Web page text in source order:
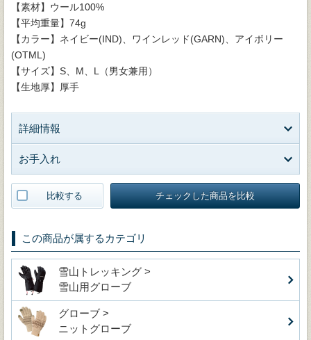
【素材】ウール100%
【平均重量】74g
【カラー】ネイビー(IND)、ワインレッド(GARN)、アイボリー
(OTML)
【サイズ】S、M、L（男女兼用）
【生地厚】厚手
詳細情報
お手入れ
比較する チェックした商品を比較
この商品が属するカテゴリ
雪山トレッキング >
雪山用グローブ
グローブ >
ニットグローブ